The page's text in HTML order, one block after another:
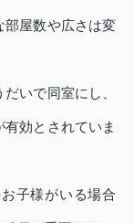
部屋数や広さは変
いで同室にし、
効とされていま
子様がいる場合